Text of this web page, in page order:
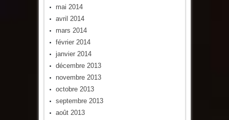
mai 2014
avril 2014
mars 2014
février 2014
janvier 2014
décembre 2013
novembre 2013
octobre 2013
septembre 2013
août 2013